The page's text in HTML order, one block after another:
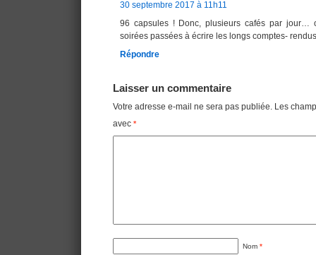
30 septembre 2017 à 11h11
96 capsules ! Donc, plusieurs cafés par jour…
soirées passées à écrire les longs comptes-
Répondre
Laisser un commentaire
Votre adresse e-mail ne sera pas publiée. Les
avec *
Nom *